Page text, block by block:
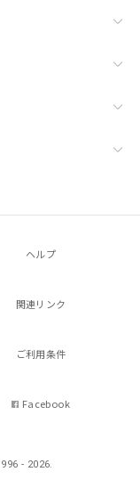
ヘルプ
関連リンク
ご利用条件
Facebook
- 2026.